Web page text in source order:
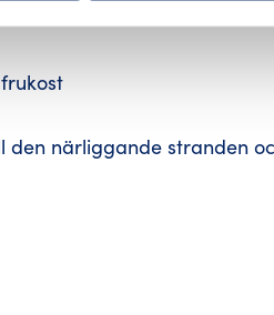
hårtork.
närliggande stranden